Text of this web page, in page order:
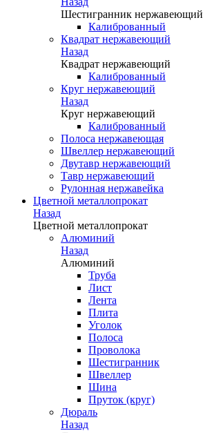
Шестигранник нержавеющий
Калиброванный
Квадрат нержавеющий
Назад
Квадрат нержавеющий
Калиброванный
Круг нержавеющий
Назад
Круг нержавеющий
Калиброванный
Полоса нержавеющая
Швеллер нержавеющий
Двутавр нержавеющий
Тавр нержавеющий
Рулонная нержавейка
Цветной металлопрокат
Назад
Цветной металлопрокат
Алюминий
Назад
Алюминий
Труба
Лист
Лента
Плита
Уголок
Полоса
Проволока
Шестигранник
Швеллер
Шина
Пруток (круг)
Дюраль
Назад